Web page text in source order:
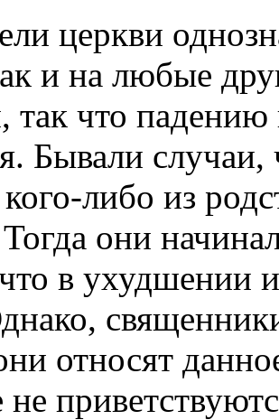
церкви
и на любые
так что падению
Бывали случаи,
кого-либо из
они
в ухудшении
относят
не